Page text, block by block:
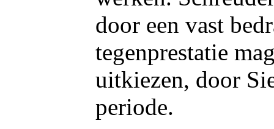
door een vast
tegenprestatie
uitkiezen, door
periode.